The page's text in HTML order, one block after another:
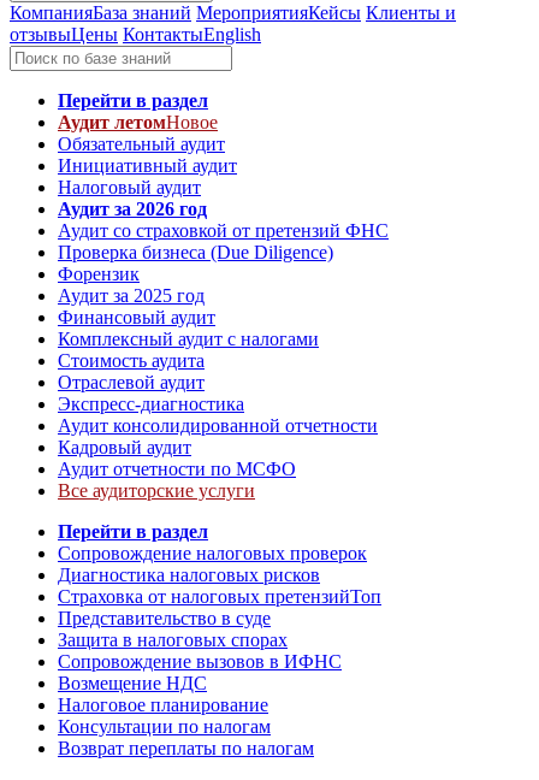
КомпанияБаза знаний МероприятияКейсы Клиенты и
отзывыЦены КонтактыEnglish
Перейти в раздел
Аудит летомНовое
Обязательный аудит
Инициативный аудит
Налоговый аудит
Аудит за 2026 год
Аудит со страховкой от претензий ФНС
Проверка бизнеса (Due Diligence)
Форензик
Аудит за 2025 год
Финансовый аудит
Комплексный аудит с налогами
Стоимость аудита
Отраслевой аудит
Экспресс-диагностика
Аудит консолидированной отчетности
Кадровый аудит
Аудит отчетности по МСФО
Все аудиторские услуги
Перейти в раздел
Сопровождение налоговых проверок
Диагностика налоговых рисков
Страховка от налоговых претензийТоп
Представительство в суде
Защита в налоговых спорах
Сопровождение вызовов в ИФНС
Возмещение НДС
Налоговое планирование
Консультации по налогам
Возврат переплаты по налогам